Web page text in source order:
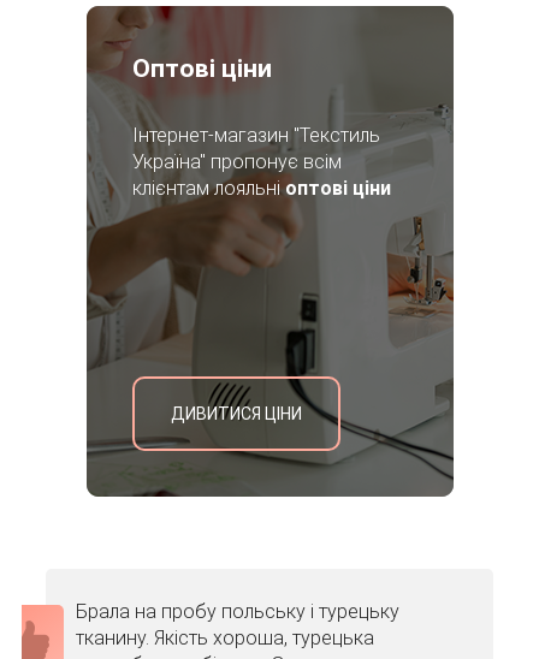
Оптові ціни
Інтернет-магазин "Текстиль
Україна" пропонує всім
клієнтам лояльніоптові ціни
ДИВИТИСЯ ЦІНИ
Брала на пробу польську і турецьку
тканину. Якість хороша, турецька